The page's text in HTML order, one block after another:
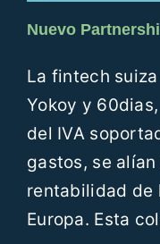
Nuevo
La fintech
Yokoy y
del IVA
gastos, se
rentabilidad de
Europa. Esta